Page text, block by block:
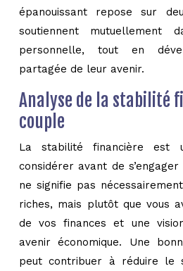
épanouissant repose sur
soutiennent mutuellement
personnelle, tout en
partagée de leur avenir.
Analyse de la stabilité
couple
La stabilité financière est
considérer avant de
ne signifie pas
riches, mais plutôt que vous
de vos finances et une
avenir économique. Une
peut contribuer à réduire le